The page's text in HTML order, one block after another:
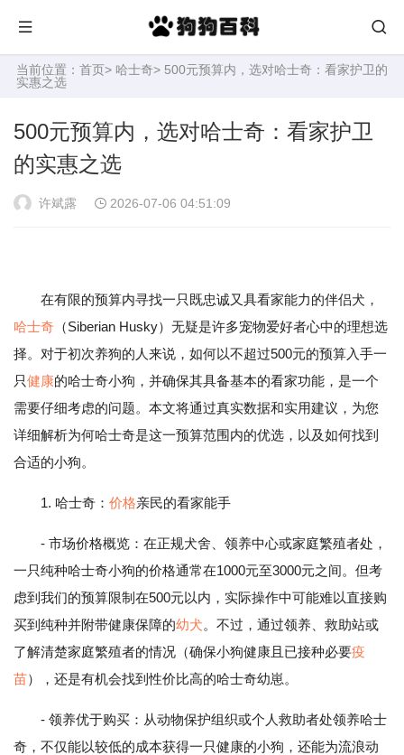
当前位置： 首页> 哈士奇> 500元预算内，选对哈士奇：看家护卫的
实惠之选
500元预算内，选对哈士奇：看家护卫
的实惠之选
许斌露 2026-07-06 04:51:09
在有限的预算内寻找一只既忠诚又具看家能力的伴侣犬，
哈士奇 （Siberian Husky）无疑是许多宠物爱好者心中的理想选
择。对于初次养狗的人来说，如何以不超过500元的预算入手一
只健康的哈士奇小狗，并确保其具备基本的看家功能，是一个
需要仔细考虑的问题。本文将通过真实数据和实用建议，为您
详细解析为何哈士奇是这一预算范围内的优选，以及如何找到
合适的小狗。
1. 哈士奇： 价格亲民的看家能手
- 市场价格概览：在正规犬舍、领养中心或家庭繁殖者处，
一只纯种哈士奇小狗的价格通常在1000元至3000元之间。但考
虑到我们的预算限制在500元以内，实际操作中可能难以直接购
买到纯种并附带健康保障的幼犬。不过，通过领养、救助站或
了解清楚家庭繁殖者的情况（确保小狗健康且已接种必要疫
苗），还是有机会找到性价比高的哈士奇幼崽。
- 领养优于购买：从动物保护组织或个人救助者处领养哈士
奇，不仅能以较低的成本获得一只健康的小狗，还能为流浪动